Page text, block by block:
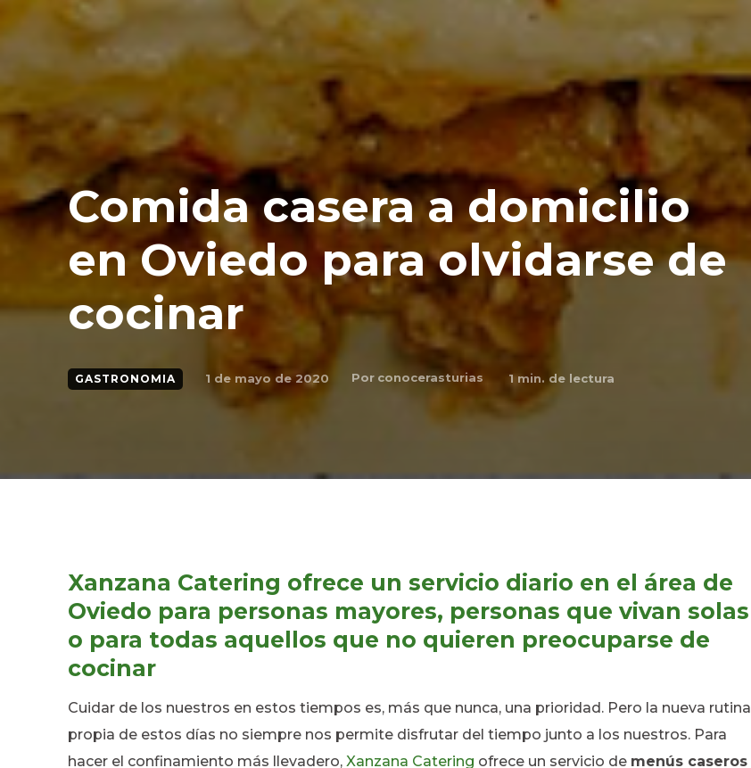
Comida casera a domicilio
en Oviedo para olvidarse de
cocinar
GASTRONOMIA 1 de mayo de 2020 Por conocerasturias 1min. de lectura
Xanzana Catering ofrece un servicio diario en el área de
Oviedo para personas mayores, personas que vivan solas
o para todas aquellos que no quieren preocuparse de
cocinar
Cuidar de los nuestros en estos tiempos es, más que nunca, una prioridad. Pero la nueva rutina
propia de estos días no siempre nos permite disfrutar del tiempo junto a los nuestros. Para
hacer el confinamiento más llevadero, Xanzana Catering ofrece un servicio de menús caseros